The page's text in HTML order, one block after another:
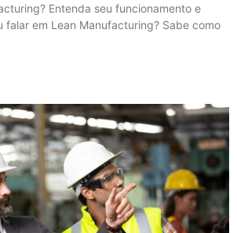
Entenda seu funcionamento e
falar em Lean Manufacturing? Sabe como